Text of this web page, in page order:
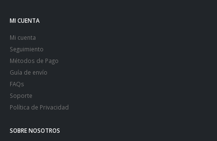
MI CUENTA
Mi cuenta
Seguimiento
Métodos de Pago
Guía de envío
FAQs
Soporte
Política de Privacidad
SOBRE NOSOTROS